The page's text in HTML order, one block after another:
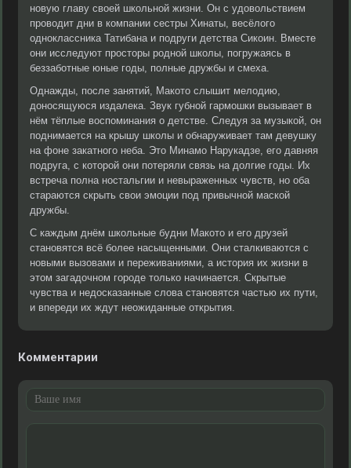
новую главу своей школьной жизни. Он с удовольствием
проводит дни в компании сестры Хинаты, весёлого
одноклассника Татибана и подруги детства Сикоин. Вместе
они исследуют просторы родной школы, погружаясь в
беззаботные юные годы, полные дружбы и смеха.
Однажды, после занятий, Макото слышит мелодию,
доносящуюся издалека. Звук губной гармошки вызывает в
нём тёплые воспоминания о детстве. Следуя за музыкой, он
поднимается на крышу школы и обнаруживает там девушку
на фоне закатного неба. Это Минамо Нарукадзе, его давняя
подруга, с которой они потеряли связь на долгие годы. Их
встреча полна ностальгии и невыраженных чувств, но оба
стараются скрыть свои эмоции под привычной маской
дружбы.
С каждым днём школьные будни Макото и его друзей
становятся всё более насыщенными. Они сталкиваются с
новыми вызовами и переживаниями, а история их жизни в
этом загадочном городе только начинается. Скрытые
чувства и недосказанные слова становятся частью их пути,
и впереди их ждут неожиданные открытия.
Комментарии